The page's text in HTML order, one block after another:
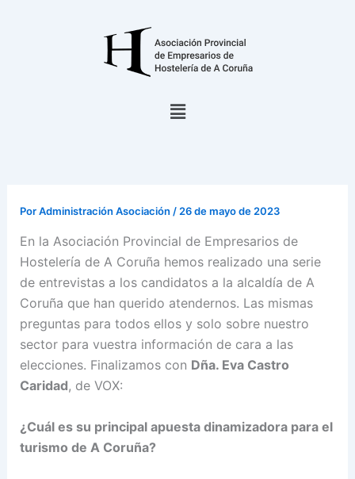
Menú
PorAdministración Asociación /26 de mayo de 2023
En la Asociación Provincial de Empresarios de
Hostelería de A Coruña hemos realizado una serie
de entrevistas a los candidatos a la alcaldía de A
Coruña que han querido atendernos. Las mismas
preguntas para todos ellos y solo sobre nuestro
sector para vuestra información de cara a las
elecciones. Finalizamos con Dña. Eva Castro
Caridad, de VOX:
¿Cuál es su principal apuesta dinamizadora para el
turismo de A Coruña?